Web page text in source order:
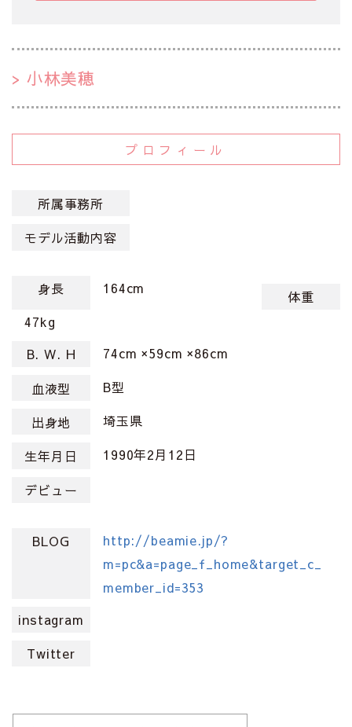
小林美穂
プロフィール
所属事務所
モデル活動内容
身長 164cm
体重
47kg
B. W. H
74cm ×59cm ×86cm
血液型 B型
出身地 埼玉県
生年月日 1990年2月12日
デビュー
BLOG
http://beamie.jp/?
m=pc&a=page_f_home&target_c_
member_id=353
instagram
Twitter